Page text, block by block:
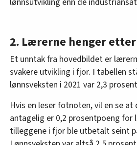
2. Lærerne henger etter
Et unntak fra hovedbildet er
svakere utvikling i fjor. I tabellen
lønnsveksten i 2021 var 2,3
Hvis en leser fotnoten, vil en se
antagelig er 0,2 prosentpoeng for
tilleggene i fjor ble utbetalt seint